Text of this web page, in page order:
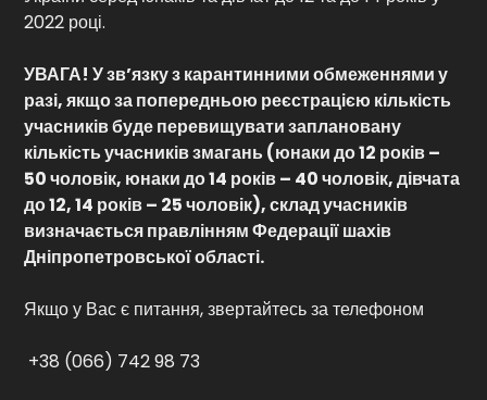
2022 році.
УВАГА! У зв’язку з карантинними обмеженнями у
разі, якщо за попередньою реєстрацією кількість
учасників буде перевищувати заплановану
кількість учасників змагань (юнаки до 12 років –
50 чоловік, юнаки до 14 років – 40 чоловік, дівчата
до 12, 14 років – 25 чоловік), склад учасників
визначається правлінням Федерації шахів
Дніпропетровської області.
Якщо у Вас є питання, звертайтесь за телефоном
+38 (066) 742 98 73